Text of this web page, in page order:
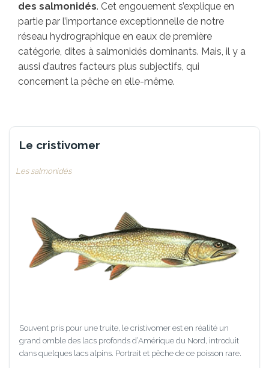
des salmonidés. Cet engouement s’explique en
partie par l’importance exceptionnelle de notre
réseau hydrographique en eaux de première
catégorie, dites à salmonidés dominants. Mais, il y a
aussi d’autres facteurs plus subjectifs, qui
concernent la pêche en elle-même.
Le cristivomer
Les salmonidés
Souvent pris pour une truite, le cristivomer est en réalité un
grand omble des lacs profonds d’Amérique du Nord, introduit
dans quelques lacs alpins. Portrait et pêche de ce poisson rare.